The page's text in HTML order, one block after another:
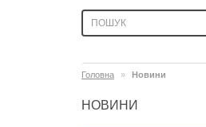
Головна Новини
НОВИНИ